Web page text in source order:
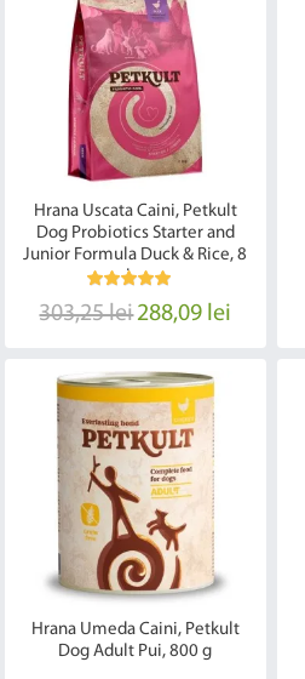
Hrana Uscata Caini, Petkult
Dog Probiotics Starter and
Junior Formula Duck & Rice, 8
kg
303,25 lei288,09 lei
Hrana Umeda Caini, Petkult
Dog Adult Pui, 800 g